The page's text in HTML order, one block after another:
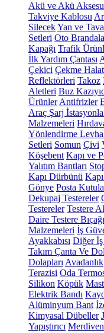
Akü ve Akü
Takviye Kablosu
SilecekYan ve
Setleri Oto
Kapağı Trafik
İlk Yardım Çantası
Çekici Çekme
Reflektörleri Takoz
Aletleri Buz
Ürünler Antifrizler
Araç Şarj
Malzemeleri
Yönlendirme
Setleri Somun Çivi
Köşebent Kapı ve
Yalıtım Bantları
Kapı Dürbünü
Gönye Posta
Dekupaj Testereler
Testereler Testere
Daire Testere Bıçağı
Malzemeleri İş
Ayakkabısı Diğer
Takım Çanta Ve
Dolapları Avadanlık
Terazisi Oda
Silikon Köpük
Elektrik Bandı
Alüminyum Bant
Kimyasal Dübeller
Yapıştırıcı